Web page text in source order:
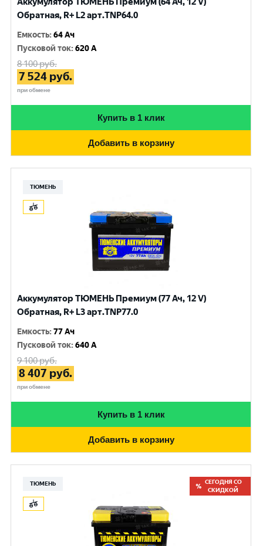
Обратная, R+ L2 арт.TNP64.0
Емкость:64 Ач
Пусковой ток:620 A
8 100руб.
7 524 руб.
при обмене
Купить в 1 клик
Добавить в корзину
ТЮМЕНЬ
Аккумулятор ТЮМЕНЬ Премиум (77 Ач, 12 V)
Обратная, R+ L3 арт.TNP77.0
Емкость:77 Ач
Пусковой ток:640 A
9 100руб.
8 407 руб.
при обмене
Купить в 1 клик
Добавить в корзину
ТЮМЕНЬ
СЕГОДНЯ СО
СКИДКОЙ